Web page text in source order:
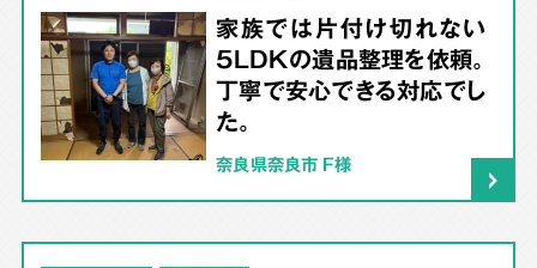
家族では片付け切れない
5LDKの遺品整理を依頼。
丁寧で安心できる対応でし
た。
奈良県奈良市 F様